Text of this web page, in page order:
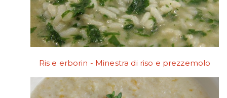
Ris e erborin - Minestra di riso e prezzemolo